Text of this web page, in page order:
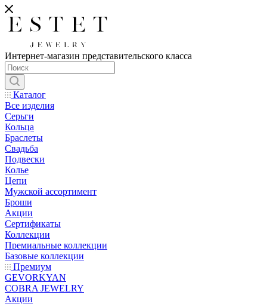
Интернет-магазин представительского класса
Каталог
Все изделия
Серьги
Кольца
Браслеты
Свадьба
Подвески
Колье
Цепи
Мужской ассортимент
Броши
Акции
Сертификаты
Коллекции
Премиальные коллекции
Базовые коллекции
Премиум
GEVORKYAN
COBRA JEWELRY
Акции